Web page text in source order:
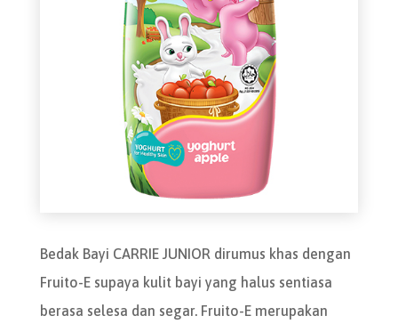
Bedak Bayi CARRIE JUNIOR dirumus khas dengan
Fruito-E supaya kulit bayi yang halus sentiasa
berasa selesa dan segar. Fruito-E merupakan